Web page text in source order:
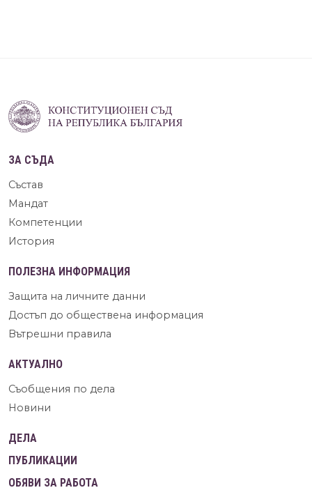
ЗА СЪДА
Състав
Мандат
Компетенции
История
ПОЛЕЗНА ИНФОРМАЦИЯ
Защита на личните данни
Достъп до обществена информация
Вътрешни правила
АКТУАЛНО
Съобщения по дела
Новини
ДЕЛА
ПУБЛИКАЦИИ
ОБЯВИ ЗА РАБОТА